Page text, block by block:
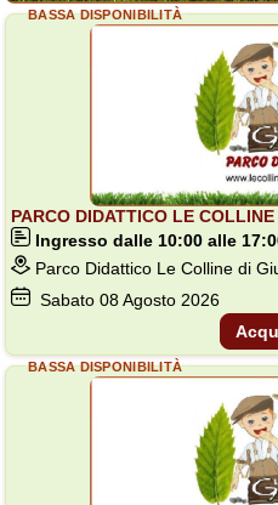
PARCO DIDATTICO LE
Ingresso dalle 10:00 alle
Parco Didattico Le Colline di
Sabato 08Agosto 2026
BASSA DISPONIBILITÀ
BASSA DISPONIBILITÀ